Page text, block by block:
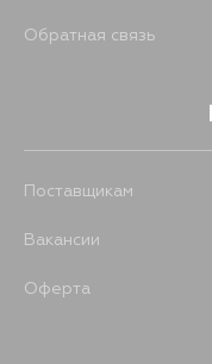
Обратная связь
Поставщикам
Вакансии
Оферта